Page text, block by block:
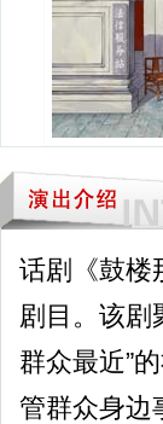
话剧《鼓楼
剧目。该剧
群众最近”
管群众身边